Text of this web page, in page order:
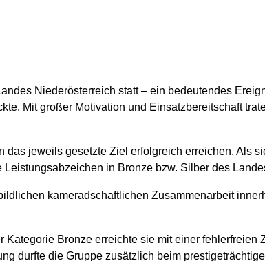
Niederösterreich statt – ein bedeutendes
Mit großer Motivation und Einsatzbereitschaft
jeweils gesetzte Ziel erfolgreich erreichen. Als
in Bronze bzw. Silber des
kameradschaftlichen Zusammenarbeit
Bronze erreichte sie mit einer fehlerfreien
durfte die Gruppe zusätzlich beim